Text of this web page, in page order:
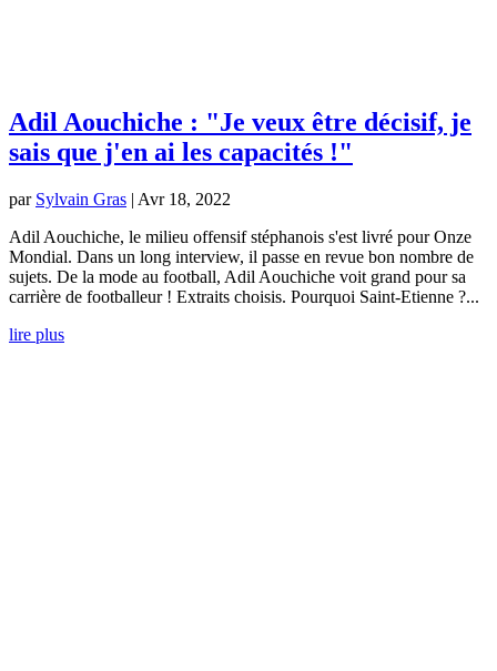
Adil Aouchiche : "Je veux être décisif, je
sais que j'en ai les capacités !"
par Sylvain Gras | Avr 18, 2022
Adil Aouchiche, le milieu offensif stéphanois s'est livré pour Onze
Mondial. Dans un long interview, il passe en revue bon nombre de
sujets. De la mode au football, Adil Aouchiche voit grand pour sa
carrière de footballeur ! Extraits choisis. Pourquoi Saint-Etienne ?...
lire plus